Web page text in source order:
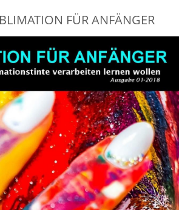
FÜR ANFÄNGER